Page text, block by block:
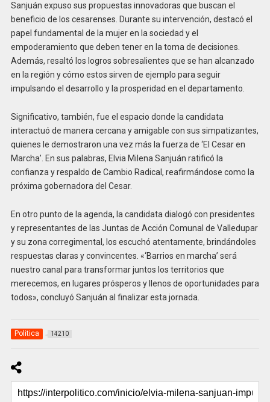
Sanjuán expuso sus propuestas innovadoras que buscan el
beneficio de los cesarenses. Durante su intervención, destacó el
papel fundamental de la mujer en la sociedad y el
empoderamiento que deben tener en la toma de decisiones.
Además, resaltó los logros sobresalientes que se han alcanzado
en la región y cómo estos sirven de ejemplo para seguir
impulsando el desarrollo y la prosperidad en el departamento.
Significativo, también, fue el espacio donde la candidata
interactuó de manera cercana y amigable con sus simpatizantes,
quienes le demostraron una vez más la fuerza de ‘El Cesar en
Marcha’. En sus palabras, Elvia Milena Sanjuán ratificó la
confianza y respaldo de Cambio Radical, reafirmándose como la
próxima gobernadora del Cesar.
En otro punto de la agenda, la candidata dialogó con presidentes
y representantes de las Juntas de Acción Comunal de Valledupar
y su zona corregimental, los escuchó atentamente, brindándoles
respuestas claras y convincentes. «‘Barrios en marcha’ será
nuestro canal para transformar juntos los territorios que
merecemos, en lugares prósperos y llenos de oportunidades para
todos», concluyó Sanjuán al finalizar esta jornada.
Politica 14210